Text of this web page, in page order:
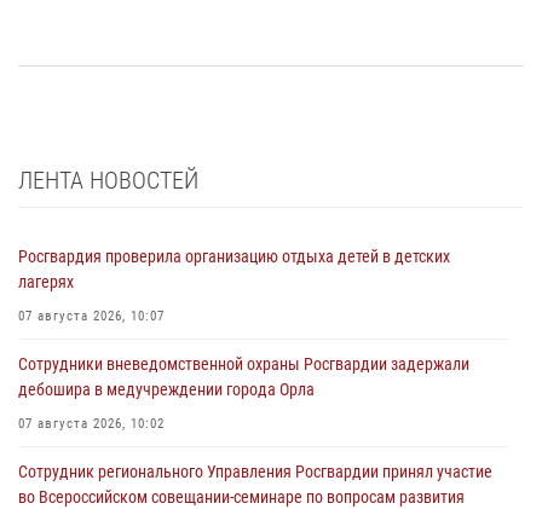
ЛЕНТА НОВОСТЕЙ
Росгвардия проверила организацию отдыха детей в детских
лагерях
07 августа 2026, 10:07
Сотрудники вневедомственной охраны Росгвардии задержали
дебошира в медучреждении города Орла
07 августа 2026, 10:02
Сотрудник регионального Управления Росгвардии принял участие
во Всероссийском совещании-семинаре по вопросам развития